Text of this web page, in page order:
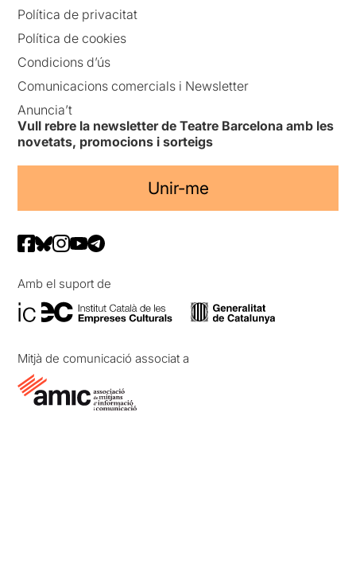
Política de privacitat
Política de cookies
Condicions d’ús
Comunicacions comercials i Newsletter
Anuncia’t
Vull rebre la newsletter de Teatre Barcelona amb les
novetats, promocions i sorteigs
Unir-me
Amb el suport de
Mitjà de comunicació associat a